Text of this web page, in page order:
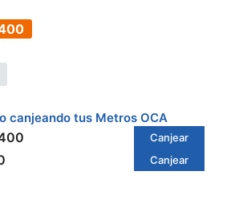
canjeando tus Metros OCA
Canjear
Canjear